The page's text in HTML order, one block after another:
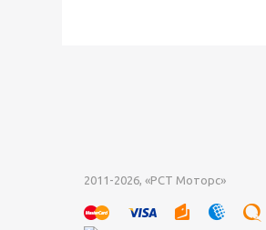
2011-2026, «РСТ Моторс»